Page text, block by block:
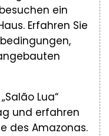
ein
Erfahren Sie
Lua“
und erfahren
des Amazonas.